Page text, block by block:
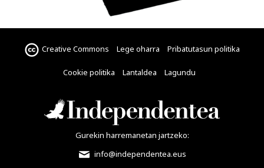
Creative Commons Lege oharra Pribatutasun politika
Cookie politika Lantaldea Lagundu
Gurekin harremanetan jartzeko:
info@independentea.eus